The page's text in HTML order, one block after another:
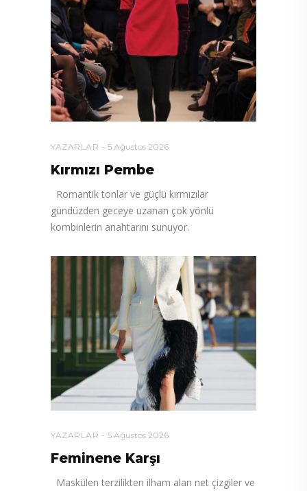
YAZARLAR 5 Ağustos 2026
Kırmızı Pembe
Romantik tonlar ve güçlü kırmızılar
gündüzden geceye uzanan çok yönlü
kombinlerin anahtarını sunuyor.
YAZARLAR 5 Ağustos 2026
Feminene Karşı
Maskülen terzilikten ilham alan net çizgiler ve